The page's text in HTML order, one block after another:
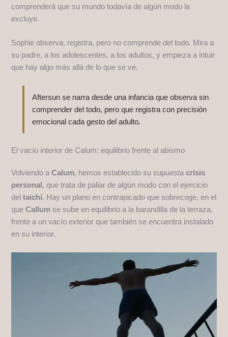
comprenderá que su mundo todavía de algún modo la
excluye.
Sophie observa, registra, pero no comprende del todo. Mira a
su padre, a los adolescentes, a los adultos, y empieza a intuir
que hay algo más allá de lo que se ve.
Aftersun se narra desde una infancia que observa sin
comprender del todo, pero que registra con precisión
emocional cada gesto del adulto.
El vacío interior de Calum: equilibrio frente al abismo
Volviendo aCalum, hemos establecido su supuestacrisis
personal , que trata de paliar de algún modo con el ejercicio
deltaichí. Hay un plano en contrapicado que sobrecoge, en el
queCallum se sube en equilibrio a la barandilla de la terraza,
frente a un vacío exterior que también se encuentra instalado
en su interior.